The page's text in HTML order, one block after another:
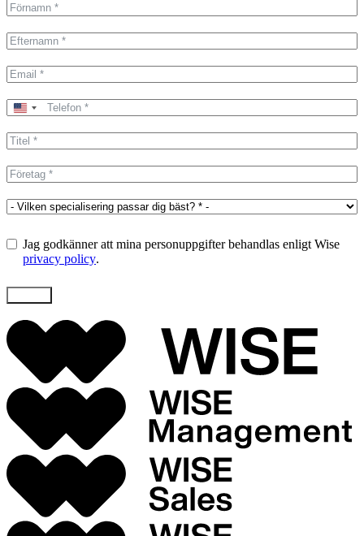
United
+1
Jag godkänner att mina personuppgifter behandlas enligt Wise
privacy policy.